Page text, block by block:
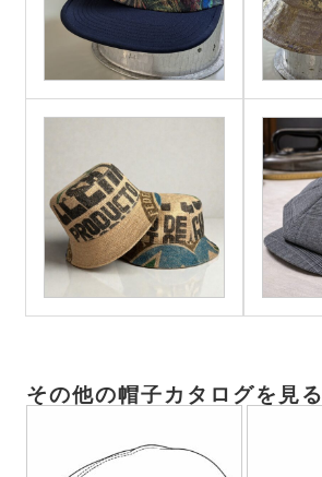
その他の帽子カタログを見る